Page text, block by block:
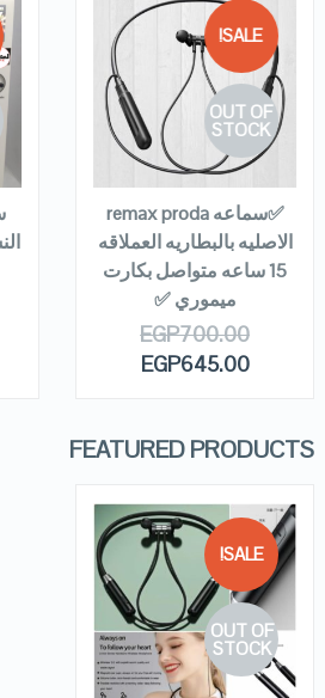
SALE!
OUT OF
STOCK
QUICK LOOK
VIEW DETAILS
READ MORE
✅سماعه remax proda
الاصليه بالبطاريه العملاقه
15 ساعه متواصل بكارت
ميموري ✅
EGP700.00
EGP645.00
FEATURED PRODUCTS
SALE!
OUT OF
STOCK
QUICK LOOK
VIEW DETAILS
READ MORE